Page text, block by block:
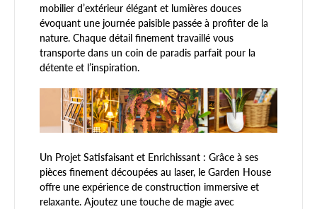
mobilier d’extérieur élégant et lumières douces
évoquant une journée paisible passée à profiter de la
nature. Chaque détail finement travaillé vous
transporte dans un coin de paradis parfait pour la
détente et l’inspiration.
Un Projet Satisfaisant et Enrichissant : Grâce à ses
pièces finement découpées au laser, le Garden House
offre une expérience de construction immersive et
relaxante. Ajoutez une touche de magie avec